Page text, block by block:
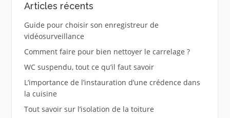
Articles récents
Guide pour choisir son enregistreur de
vidéosurveillance
Comment faire pour bien nettoyer le carrelage ?
WC suspendu, tout ce qu’il faut savoir
L’importance de l’instauration d’une crédence dans
la cuisine
Tout savoir sur l’isolation de la toiture